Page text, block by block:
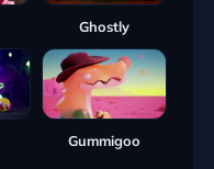
Ghostly
Gummigoo